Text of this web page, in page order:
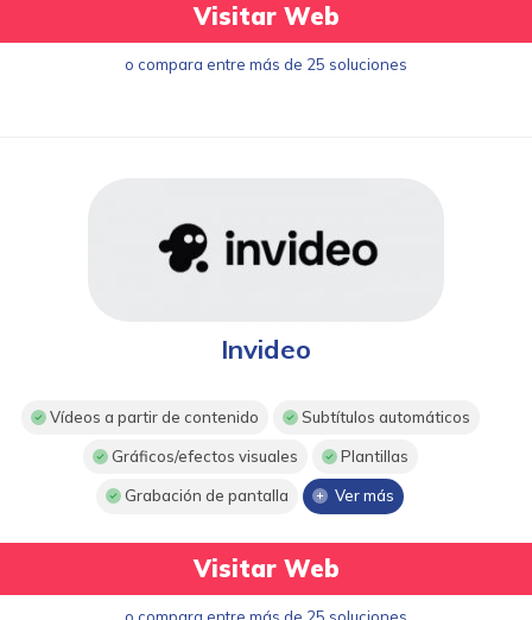
Visitar Web
o compara entre más de 25 soluciones
Invideo
Vídeos a partir de contenido Subtítulos automáticos
Gráficos/efectos visuales Plantillas
Grabación de pantalla Ver más
Visitar Web
o compara entre más de 25 soluciones